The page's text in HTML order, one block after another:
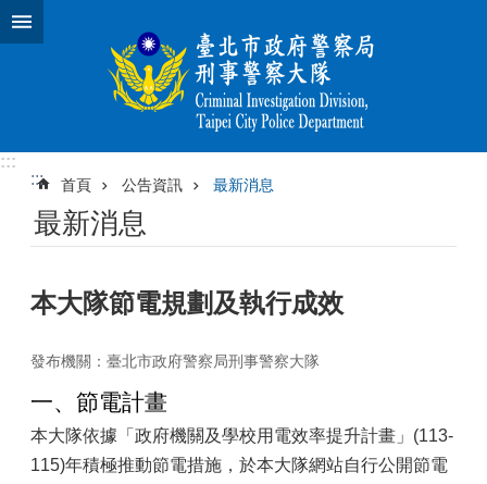
跳到主要內容區塊
:::
:::
首頁 公告資訊 最新消息
最新消息
本大隊節電規劃及執行成效
發布機關：臺北市政府警察局刑事警察大隊
一、節電計畫
本大隊依據「政府機關及學校用電效率提升計畫」(113-
115)年積極推動節電措施，於本大隊網站自行公開節電